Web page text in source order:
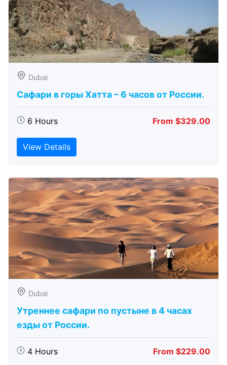
Dubai
Сафари в горы Хатта – 6 часов от России.
6 Hours From $329.00
View Details
Dubai
Утреннее сафари по пустыне в 4 часах
езды от России.
4 Hours From $229.00